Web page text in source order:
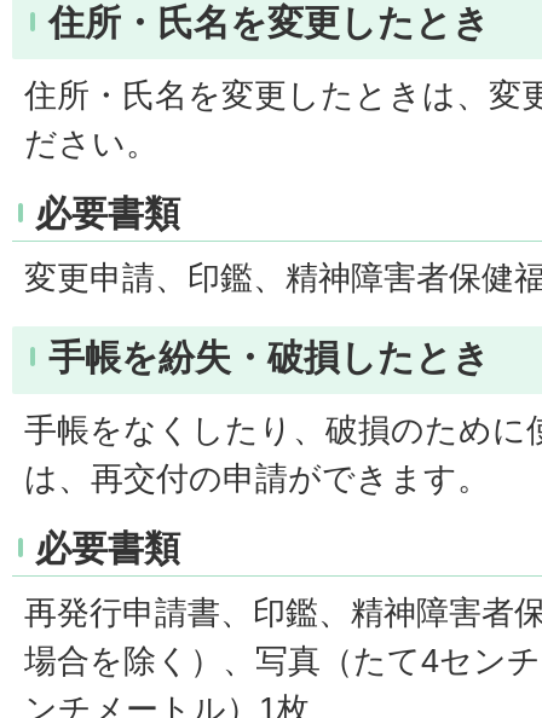
住所・氏名を変更したとき
住所・氏名を変更したときは、変
ださい。
必要書類
変更申請、印鑑、精神障害者保健
手帳を紛失・破損したとき
手帳をなくしたり、破損のために
は、再交付の申請ができます。
必要書類
再発行申請書、印鑑、精神障害者
場合を除く）、写真（たて4セン
ンチメートル）1枚